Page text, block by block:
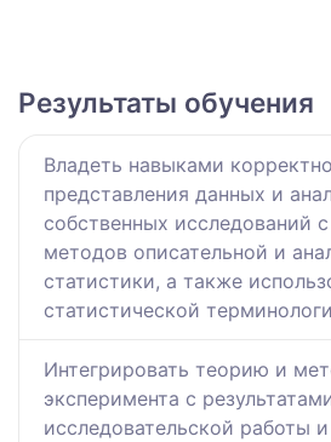
Результаты обучения
Владеть навыками
представления данных и
собственных исследований
методов описательной и
статистики, а также
статистической
Интегрировать теорию и
эксперимента с
исследовательской работы и